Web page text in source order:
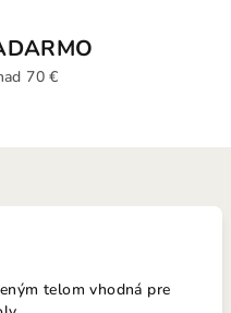
70 €
telom vhodná pre